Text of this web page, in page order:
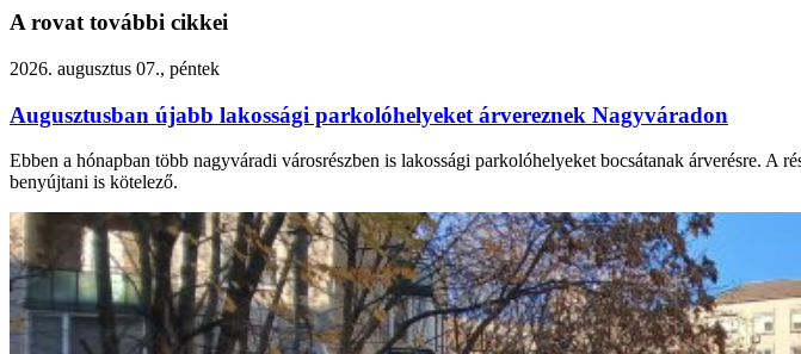
A rovat további cikkei
2026. augusztus 07., péntek
Augusztusban újabb lakossági parkolóhelyeket árvereznek Nagyváradon
Ebben a hónapban több nagyváradi városrészben is lakossági parkolóhelyeket bocsátanak árverésre. A
benyújtani is kötelező.